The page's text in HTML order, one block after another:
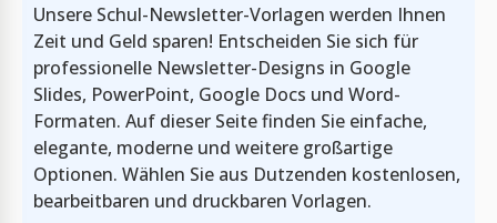
Unsere Schul-Newsletter-Vorlagen werden Ihnen
Zeit und Geld sparen! Entscheiden Sie sich für
professionelle Newsletter-Designs in Google
Slides, PowerPoint, Google Docs und Word-
Formaten. Auf dieser Seite finden Sie einfache,
elegante, moderne und weitere großartige
Optionen. Wählen Sie aus Dutzenden kostenlosen,
bearbeitbaren und druckbaren Vorlagen.